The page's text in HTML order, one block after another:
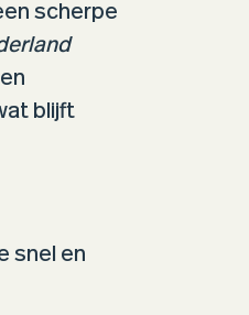
scherpe
blijft
snel en